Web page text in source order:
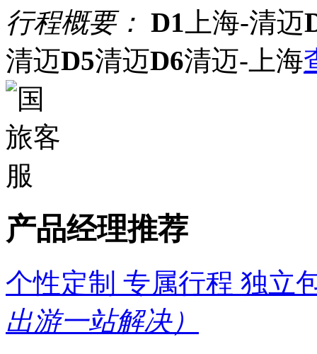
行程概要： D1 上海-清迈
清迈D5清迈D6清迈-上海
产品经理推荐
个性定制 专属行程 独立
出游一站解决）